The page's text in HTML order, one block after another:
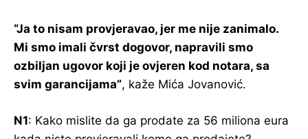
“Ja to nisam provjeravao, jer me nije zanimalo.
Mi smo imali čvrst dogovor, napravili smo
ozbiljan ugovor koji je ovjeren kod notara, sa
svim garancijama”, kaže Mića Jovanović.
N1: Kako mislite da ga prodate za 56 miliona eura